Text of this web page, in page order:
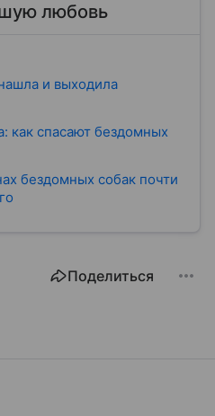
любовь
и выходила
как спасают бездомных
бездомных собак почти
Поделиться